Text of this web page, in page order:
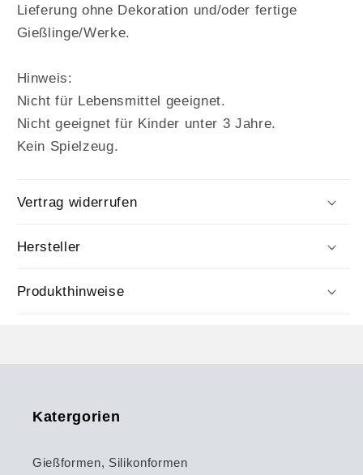
Lieferung ohne Dekoration und/oder fertige
Gießlinge/Werke.
Hinweis:
Nicht für Lebensmittel geeignet.
Nicht geeignet für Kinder unter 3 Jahre.
Kein Spielzeug.
Vertrag widerrufen
Hersteller
Produkthinweise
Katergorien
Gießformen, Silikonformen